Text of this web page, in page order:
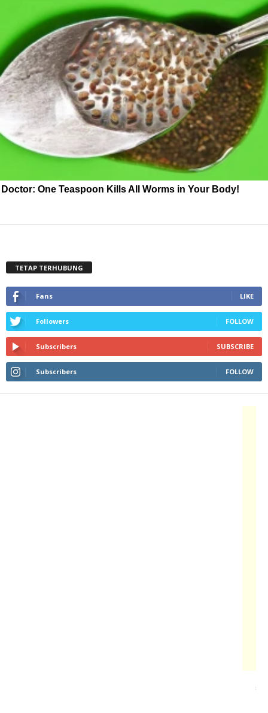
Doctor: One Teaspoon Kills All Worms in Your Body!
TETAP TERHUBUNG
Fans LIKE
Followers FOLLOW
Subscribers SUBSCRIBE
Subscribers FOLLOW